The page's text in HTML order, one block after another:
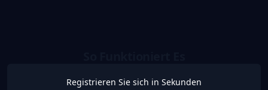
Registrieren Sie sich in Sekunden